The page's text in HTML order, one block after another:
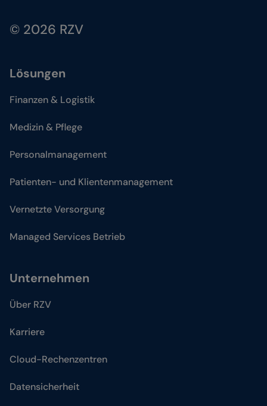
© 2026 RZV
Lösungen
Finanzen & Logistik
Medizin & Pflege
Personalmanagement
Patienten- und Klientenmanagement
Vernetzte Versorgung
Managed Services Betrieb
Unternehmen
Über RZV
Karriere
Cloud-Rechenzentren
Datensicherheit